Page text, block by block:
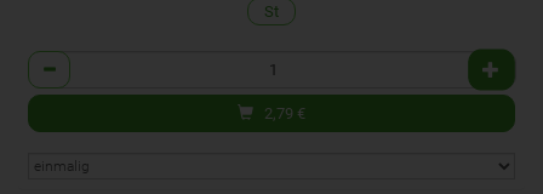
St
Anzahl
2,79 €